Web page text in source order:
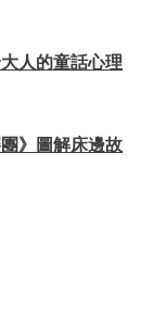
人的童話心理
》圖解床邊故